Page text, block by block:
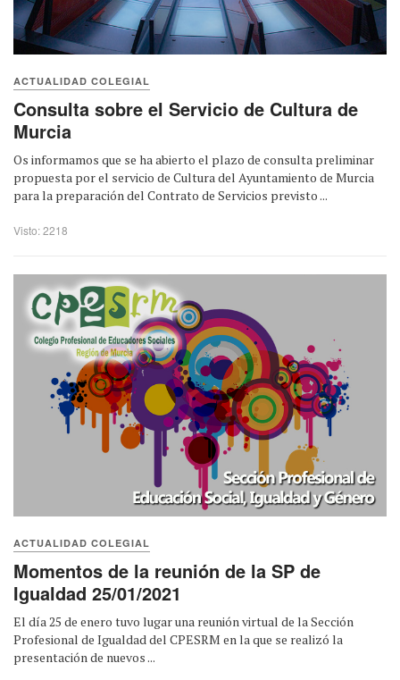
ACTUALIDAD COLEGIAL
Consulta sobre el Servicio de Cultura de
Murcia
Os informamos que se ha abierto el plazo de consulta preliminar
propuesta por el servicio de Cultura del Ayuntamiento de Murcia
para la preparación del Contrato de Servicios previsto ...
Visto: 2218
ACTUALIDAD COLEGIAL
Momentos de la reunión de la SP de
Igualdad 25/01/2021
El día 25 de enero tuvo lugar una reunión virtual de la Sección
Profesional de Igualdad del CPESRM en la que se realizó la
presentación de nuevos ...